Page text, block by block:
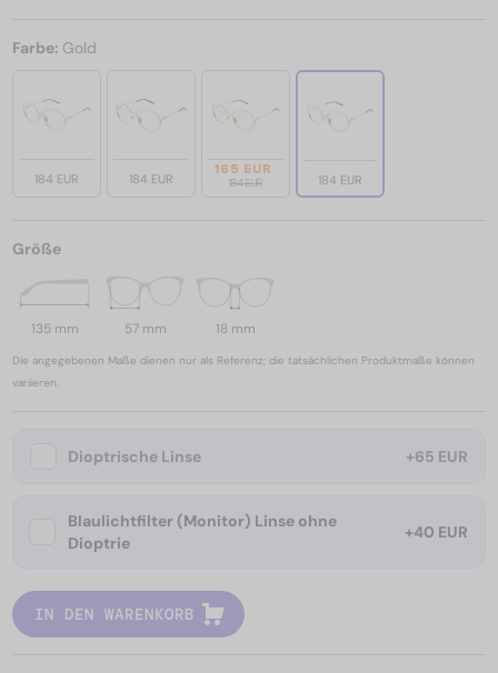
Farbe: Gold
184 EUR 184 EUR
165 EUR
184 EUR 184 EUR
Größe
135 mm 57 mm 18 mm
Die angegebenen Maße dienen nur als Referenz; die tatsächlichen Produktmaße können
variieren.
Dioptrische Linse +65 EUR
Blaulichtfilter (Monitor) Linse ohne
Dioptrie
+40 EUR
IN DEN WARENKORB